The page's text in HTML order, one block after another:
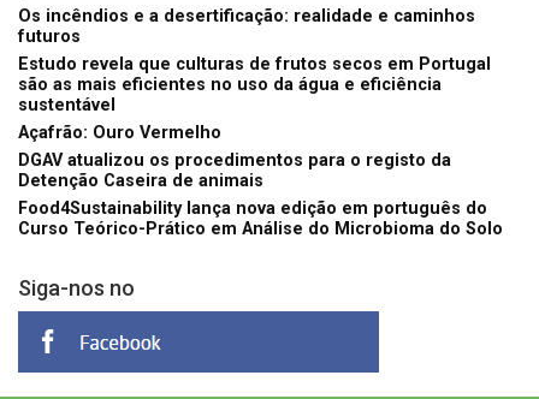
Os incêndios e a desertificação: realidade e caminhos
futuros
Estudo revela que culturas de frutos secos em Portugal
são as mais eficientes no uso da água e eficiência
sustentável
Açafrão: Ouro Vermelho
DGAV atualizou os procedimentos para o registo da
Detenção Caseira de animais
Food4Sustainability lança nova edição em português do
Curso Teórico-Prático em Análise do Microbioma do Solo
Siga-nos no